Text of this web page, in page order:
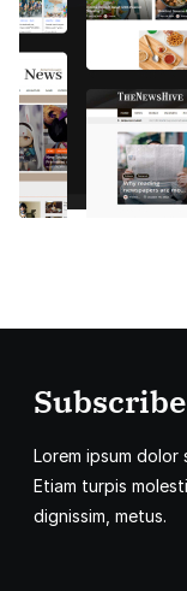
Lorem ipsum
Etiam turpis
dignissim, metus.